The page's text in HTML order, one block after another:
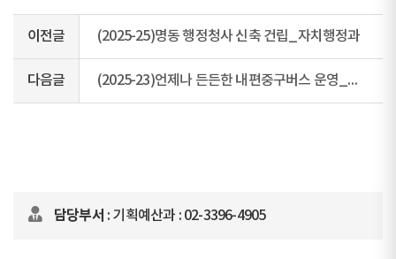
이전글 (2025-25)명동 행정청사 신축 건립_자치행정과
다음글 (2025-23)언제나 든든한 내편중구버스 운영_교통행정과
담당부서 : 기획예산과 : 02-3396-4905